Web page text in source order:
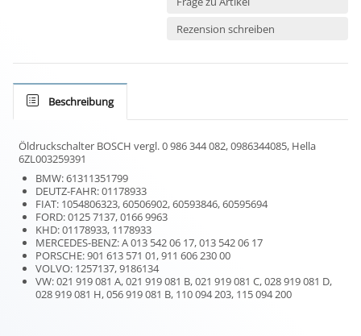
Rezension schreiben
Beschreibung
Öldruckschalter BOSCH vergl. 0 986 344 082, 0986344085, Hella
6ZL003259391
BMW: 61311351799
DEUTZ-FAHR: 01178933
FIAT: 1054806323, 60506902, 60593846, 60595694
FORD: 0125 7137, 0166 9963
KHD: 01178933, 1178933
MERCEDES-BENZ: A 013 542 06 17, 013 542 06 17
PORSCHE: 901 613 571 01, 911 606 230 00
VOLVO: 1257137, 9186134
VW: 021 919 081 A, 021 919 081 B, 021 919 081 C, 028 919 081 D,
028 919 081 H, 056 919 081 B, 110 094 203, 115 094 200